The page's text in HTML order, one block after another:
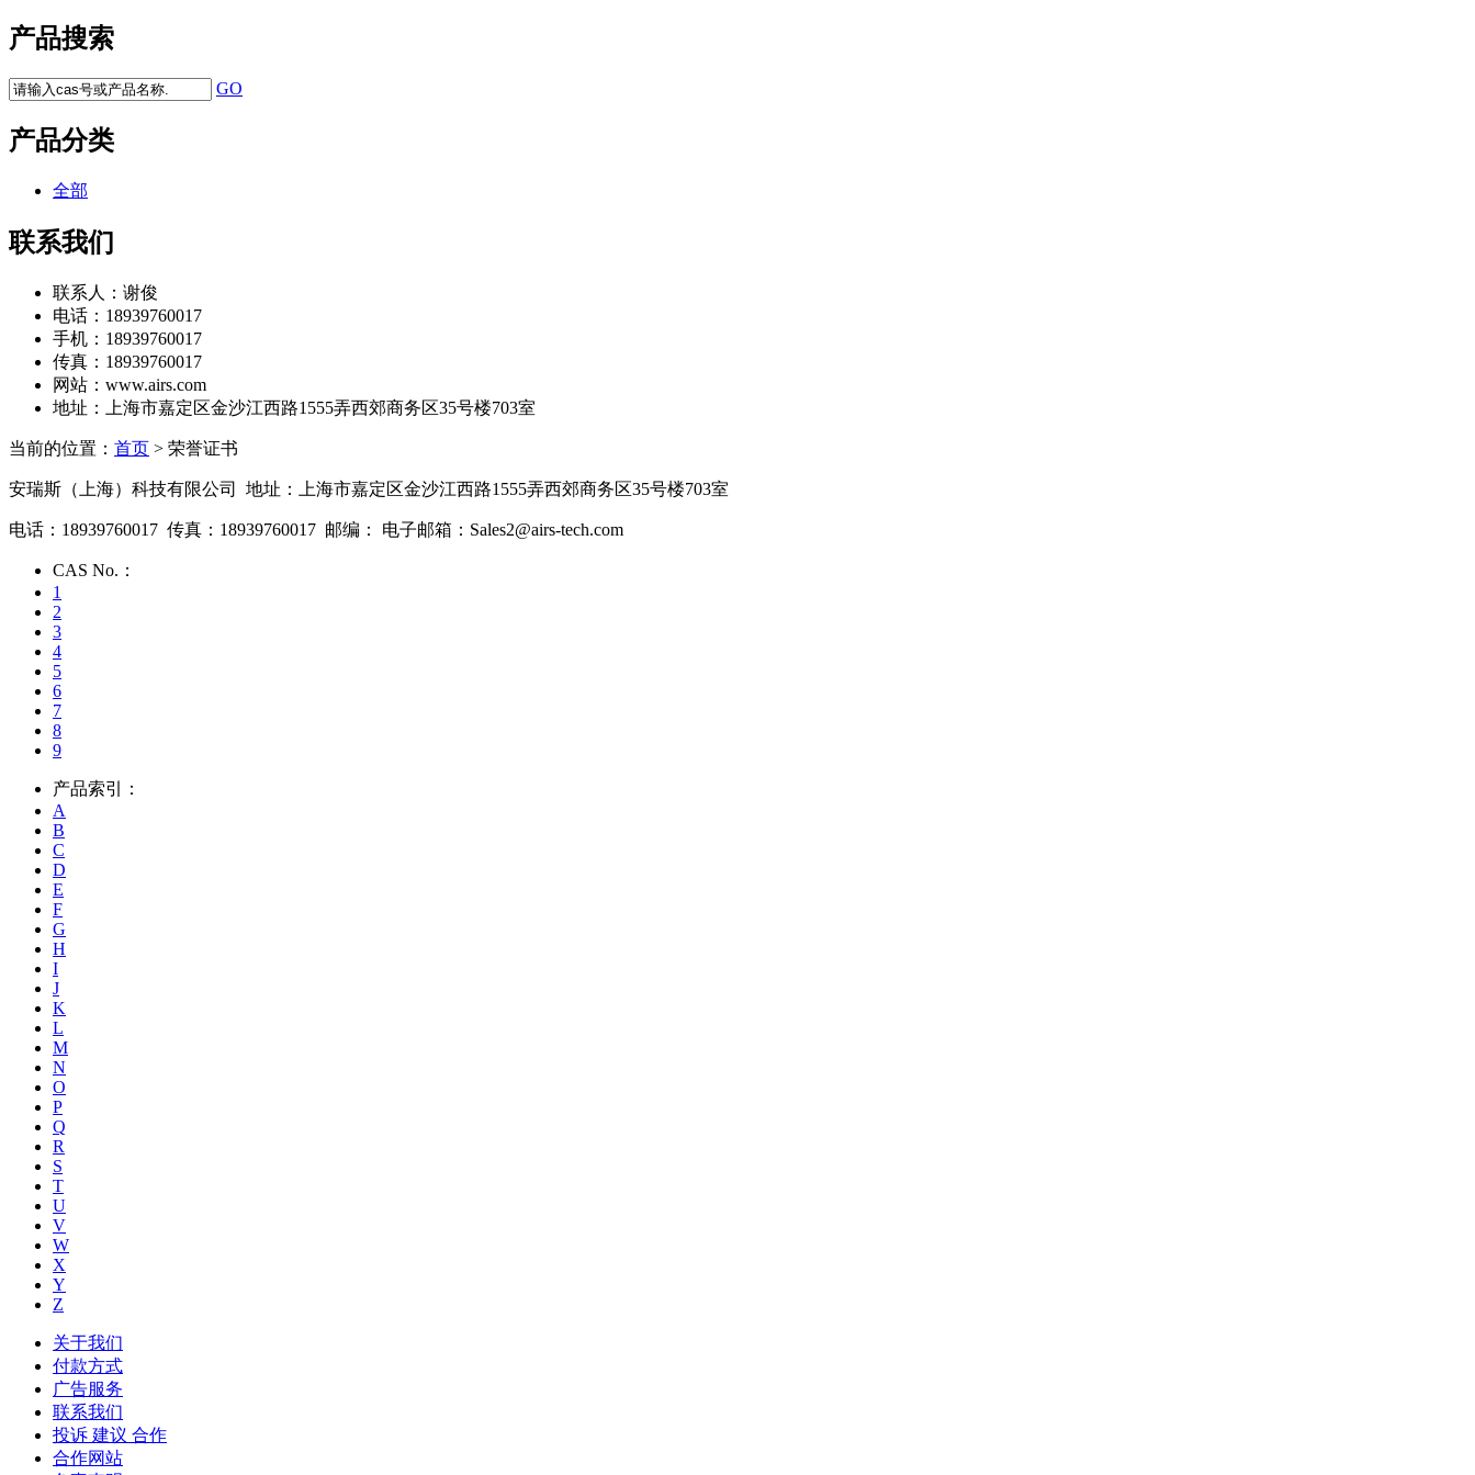
产品搜索
GO
产品分类
全部
联系我们
联系人： 谢俊
电话： 18939760017
手机： 18939760017
传真： 18939760017
网站： www.airs.com
地址：
上海市嘉定区金沙江西路1555弄西郊商务区35号楼703室
当前的位置： 首页 > 荣誉证书
安瑞斯（上海）科技有限公司 地址：上海市嘉定区金沙江西路1555弄西郊商务区35号楼703室
电话：18939760017 传真：18939760017 邮编： 电子邮箱：Sales2@airs-tech.com
CAS No.：
1
2
3
4
5
6
7
8
9
产品索引：
A
B
C
D
E
F
G
H
I
J
K
L
M
N
O
P
Q
R
S
T
U
V
W
X
Y
Z
关于我们
付款方式
广告服务
联系我们
投诉 建议 合作
合作网站